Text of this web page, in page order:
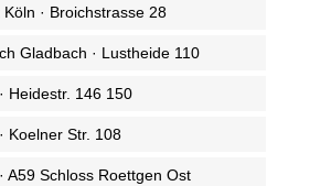
· Broichstrasse 28
Gladbach · Lustheide 110
Heidestr. 146 150
Koelner Str. 108
A59 Schloss Roettgen Ost